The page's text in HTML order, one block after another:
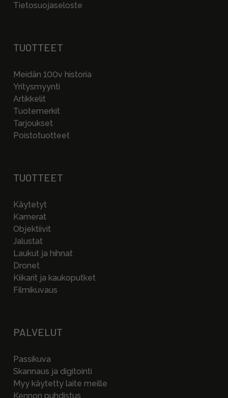
Tietosuojaseloste
TUOTTEET
Meidän 100v historia
Yritysmyynti
Artikkelit
Tuotemerkit
Tarjoukset
Poistotuotteet
TUOTTEET
Käytetyt
Kamerat
Objektiivit
Jalustat
Laukut ja hihnat
Dronet
Kiikarit ja kaukoputket
Filmikuvaus
PALVELUT
Passikuva
Skannaus ja digitointi
Myy käytetty laite meille
Kennon puhdistus